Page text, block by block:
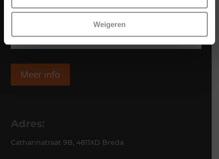
Weigeren
Meer info
Adres:
Catharinatraat 9B, 4811XD Breda